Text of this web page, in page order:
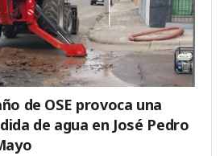
de OSE provoca una
de agua en José Pedro